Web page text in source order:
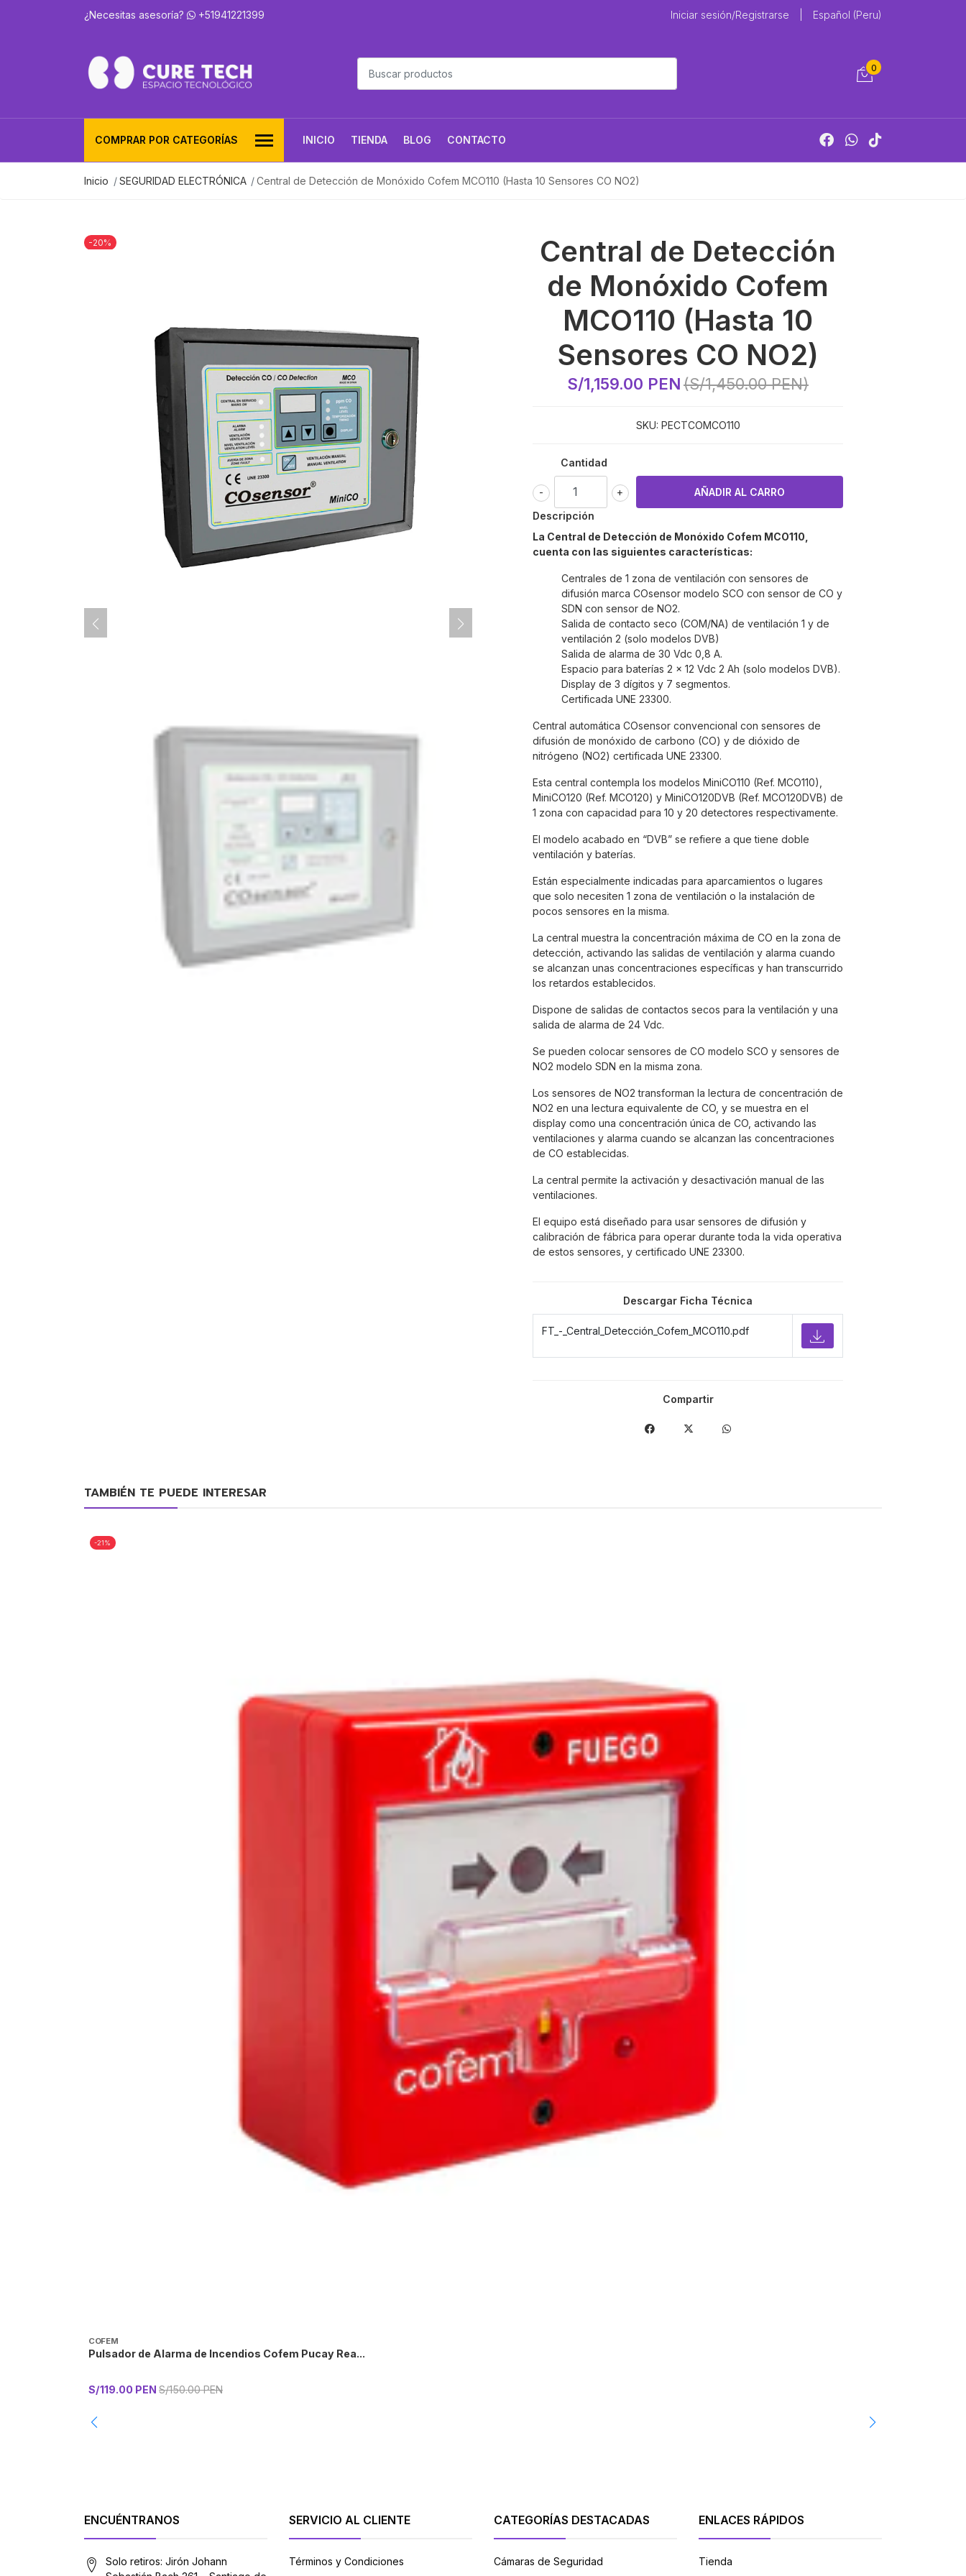
¿Necesitas asesoría? +51941221399 Iniciar sesión/Registrarse Español (Peru)
0
COMPRAR POR CATEGORÍAS INICIO TIENDA BLOG CONTACTO
Inicio SEGURIDAD ELECTRÓNICA Central de Detección de Monóxido Cofem MCO110 (Hasta 10 Sensores CO NO2)
-20%
Central de Detección
de Monóxido Cofem
MCO110 (Hasta 10
Sensores CO NO2)
S/1,159.00 PEN(S/1,450.00 PEN)
SKU: PECTCOMCO110
Cantidad
+
-
Descripción
La Central de Detección de Monóxido Cofem MCO110
cuenta con las siguientes características:
Centrales de 1 zona de ventilación con sensores de
difusión marca COsensor modelo SCO con sensor de CO y
SDN con sensor de NO2.
Salida de contacto seco (COM/NA) de ventilación 1 y de
ventilación 2 (solo modelos DVB)
Salida de alarma de 30 Vdc 0,8 A.
Espacio para baterías 2 x 12 Vdc 2 Ah (solo modelos DVB).
Display de 3 dígitos y 7 segmentos.
Certificada UNE 23300.
Central automática COsensor convencional con sensores de
difusión de monóxido de carbono (CO) y de dióxido de
nitrógeno (NO2) certificada UNE 23300.
Esta central contempla los modelos MiniCO110 (Ref. MCO110),
MiniCO120 (Ref. MCO120) y MiniCO120DVB (Ref. MCO120DVB) de
1 zona con capacidad para 10 y 20 detectores respectivamente.
El modelo acabado en “DVB” se refiere a que tiene doble
ventilación y baterías.
Están especialmente indicadas para aparcamientos o lugares
que solo necesiten 1 zona de ventilación o la instalación de
pocos sensores en la misma.
La central muestra la concentración máxima de CO en la zona de
detección, activando las salidas de ventilación y alarma cuando
se alcanzan unas concentraciones específicas y han transcurrido
los retardos establecidos.
Dispone de salidas de contactos secos para la ventilación y una
salida de alarma de 24 Vdc.
Se pueden colocar sensores de CO modelo SCO y sensores de
NO2 modelo SDN en la misma zona.
Los sensores de NO2 transforman la lectura de concentración de
NO2 en una lectura equivalente de CO, y se muestra en el
display como una concentración única de CO, activando las
ventilaciones y alarma cuando se alcanzan las concentraciones
de CO establecidas.
La central permite la activación y desactivación manual de las
ventilaciones.
El equipo está diseñado para usar sensores de difusión y
calibración de fábrica para operar durante toda la vida operativa
de estos sensores, y certificado UNE 23300.
Descargar Ficha Técnica
FT_-_Central_Detección_Cofem_MCO110.pdf
Compartir
TAMBIÉN TE PUEDE INTERESAR
-21%
COFEM
Pulsador de Alarma de Incendios Cofem Pucay Rea...
-
S/119.00 PEN S/150.00 PEN
ENCUÉNTRANOS
Solo retiros: Jirón Johann
SERVICIO AL CLIENTE
Términos y Condiciones
CATEGORÍAS DESTACADAS
Cámaras de Seguridad
ENLACES RÁPIDOS
Tienda